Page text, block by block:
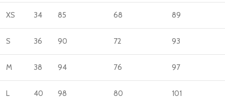
XS 34 85 68 89
S 36 90 72 93
M 38 94 76 97
L 40 98 80 101